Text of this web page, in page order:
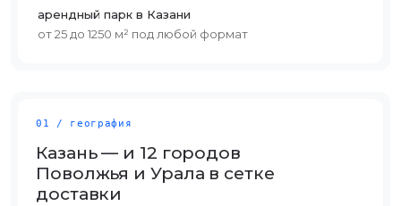
арендный парк в Казани
от 25 до 1250 м² под любой формат
01 / география
Казань — и 12 городов
Поволжья и Урала в сетке
доставки